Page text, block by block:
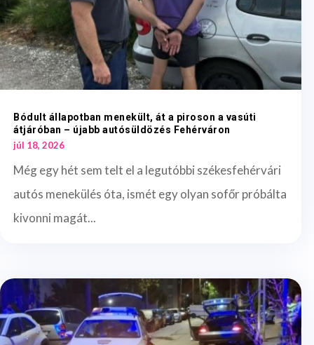
Bódult állapotban menekült, át a piroson a vasúti
átjáróban – újabb autósüldözés Fehérváron
júl 18, 2026
Még egy hét sem telt el a legutóbbi székesfehérvári
autós menekülés óta, ismét egy olyan sofőr próbálta
kivonni magát...